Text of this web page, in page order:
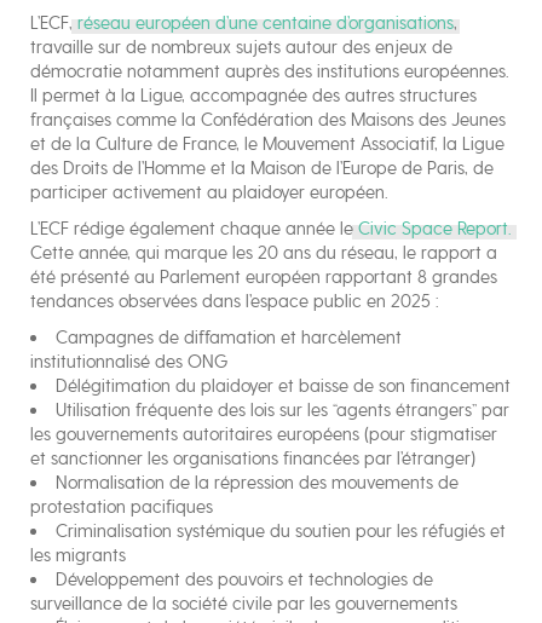
L’ECF, réseau européen d’une centaine d’organisations,
travaille sur de nombreux sujets autour des enjeux de
démocratie notamment auprès des institutions européennes.
Il permet à la Ligue, accompagnée des autres structures
françaises comme la Confédération des Maisons des Jeunes
et de la Culture de France, le Mouvement Associatif, la Ligue
des Droits de l’Homme et la Maison de l’Europe de Paris, de
participer activement au plaidoyer européen.
L’ECF rédige également chaque année le Civic Space Report.
Cette année, qui marque les 20 ans du réseau, le rapport a
été présenté au Parlement européen rapportant 8 grandes
tendances observées dans l’espace public en 2025 :
Campagnes de diffamation et harcèlement
institutionnalisé des ONG
Délégitimation du plaidoyer et baisse de son financement
Utilisation fréquente des lois sur les “agents étrangers” par
les gouvernements autoritaires européens (pour stigmatiser
et sanctionner les organisations financées par l’étranger)
Normalisation de la répression des mouvements de
protestation pacifiques
Criminalisation systémique du soutien pour les réfugiés et
les migrants
Développement des pouvoirs et technologies de
surveillance de la société civile par les gouvernements